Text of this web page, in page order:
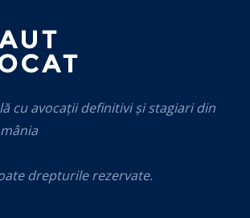
cu avocații definitivi și stagiari din
drepturile rezervate.